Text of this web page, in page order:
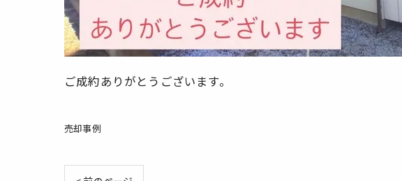
ご成約ありがとうございます。
売却事例